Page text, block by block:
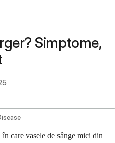
Simptome,
care vasele de sânge mici din